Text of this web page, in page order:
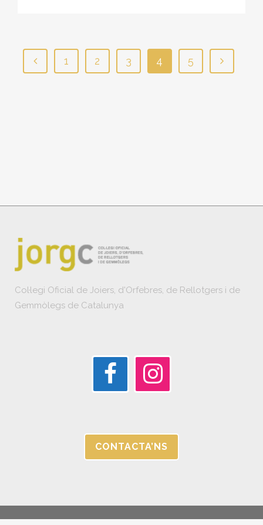
1 2 3 4 5
Col·legi Oficial de Joiers, d'Orfebres, de Rellotgers i de
Gemmòlegs de Catalunya
CONTACTA’NS